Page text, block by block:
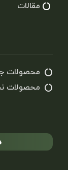
مقالات
محصولات
محصولات